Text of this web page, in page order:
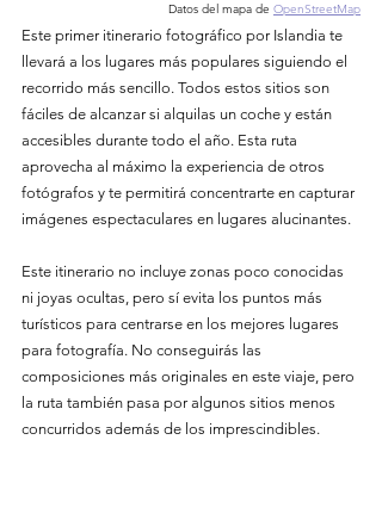
Datos del mapa de OpenStreetMap
Este primer itinerario fotográfico por Islandia te
llevará a los lugares más populares siguiendo el
recorrido más sencillo. Todos estos sitios son
fáciles de alcanzar si alquilas un coche y están
accesibles durante todo el año. Esta ruta
aprovecha al máximo la experiencia de otros
fotógrafos y te permitirá concentrarte en capturar
imágenes espectaculares en lugares alucinantes.
Este itinerario no incluye zonas poco conocidas
ni joyas ocultas, pero sí evita los puntos más
turísticos para centrarse en los mejores lugares
para fotografía. No conseguirás las
composiciones más originales en este viaje, pero
la ruta también pasa por algunos sitios menos
concurridos además de los imprescindibles.